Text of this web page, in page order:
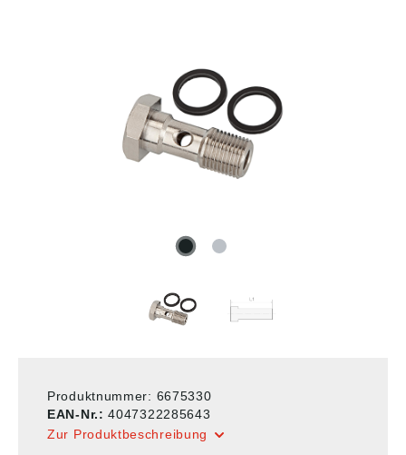
Produktnummer: 6675330
EAN-Nr.:4047322285643
Zur Produktbeschreibung